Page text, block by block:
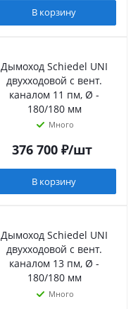
В корзину
Дымоход Schiedel UNI
двухходовой с вент.
каналом 11 пм, Ø -
180/180 мм
Много
376 700₽/шт
В корзину
Дымоход Schiedel UNI
двухходовой с вент.
каналом 13 пм, Ø -
180/180 мм
Много